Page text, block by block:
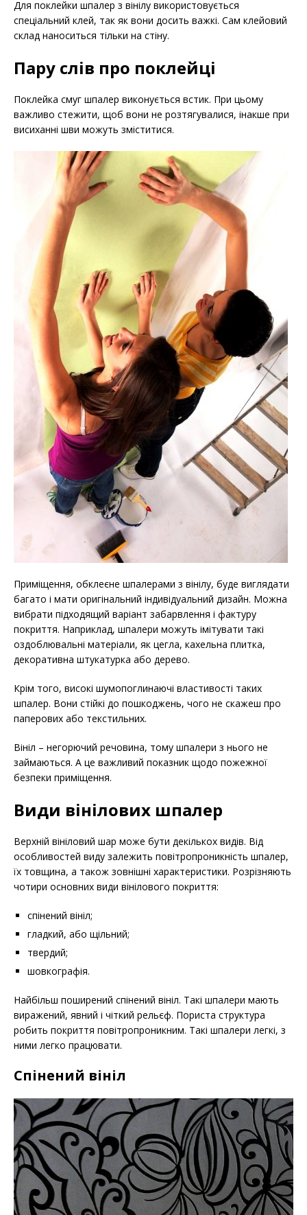
Для поклейки шпалер з вінілу використовується
спеціальний клей, так як вони досить важкі. Сам клейовий
склад наноситься тільки на стіну.
Пару слів про поклейці
Поклейка смуг шпалер виконується встик. При цьому
важливо стежити, щоб вони не розтягувалися, інакше при
висиханні шви можуть зміститися.
Приміщення, обклеєне шпалерами з вінілу, буде виглядати
багато і мати оригінальний індивідуальний дизайн. Можна
вибрати підходящий варіант забарвлення і фактуру
покриття. Наприклад, шпалери можуть імітувати такі
оздоблювальні матеріали, як цегла, кахельна плитка,
декоративна штукатурка або дерево.
Крім того, високі шумопоглинаючі властивості таких
шпалер. Вони стійкі до пошкоджень, чого не скажеш про
паперових або текстильних.
Вініл – негорючий речовина, тому шпалери з нього не
займаються. А це важливий показник щодо пожежної
безпеки приміщення.
Види вінілових шпалер
Верхній вініловий шар може бути декількох видів. Від
особливостей виду залежить повітропроникність шпалер,
їх товщина, а також зовнішні характеристики. Розрізняють
чотири основних види вінілового покриття:
спінений вініл;
гладкий, або щільний;
твердий;
шовкографія.
Найбільш поширений спінений вініл. Такі шпалери мають
виражений, явний і чіткий рельєф. Пориста структура
робить покриття повітропроникним. Такі шпалери легкі, з
ними легко працювати.
Спінений вініл